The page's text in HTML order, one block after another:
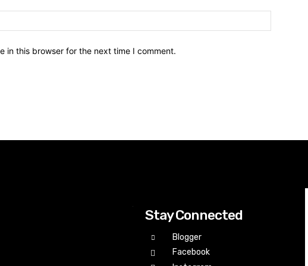
in this browser for the next time I comment.
Stay Connected
Blogger
Facebook